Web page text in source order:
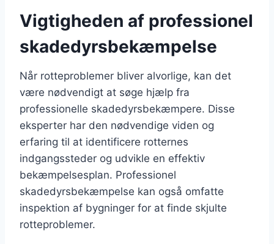
Vigtigheden af professionel
skadedyrsbekæmpelse
Når rotteproblemer bliver alvorlige, kan det
være nødvendigt at søge hjælp fra
professionelle skadedyrsbekæmpere. Disse
eksperter har den nødvendige viden og
erfaring til at identificere rotternes
indgangssteder og udvikle en effektiv
bekæmpelsesplan. Professionel
skadedyrsbekæmpelse kan også omfatte
inspektion af bygninger for at finde skjulte
rotteproblemer.